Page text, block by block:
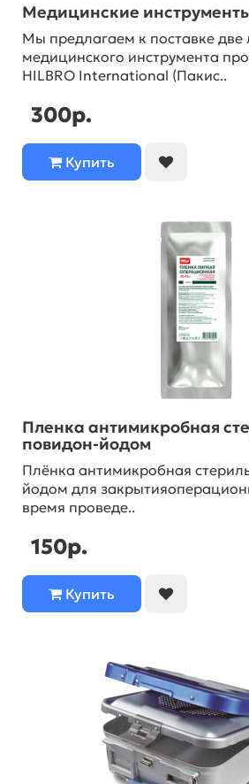
Медицинские
Мы предлагаем к поставке две
медицинского инструмента
HILBRO International (Пакис..
300р.
Купить
Пленка антимикробная
повидон-йодом
Плёнка антимикробная
йодом для
время проведе..
150р.
Купить